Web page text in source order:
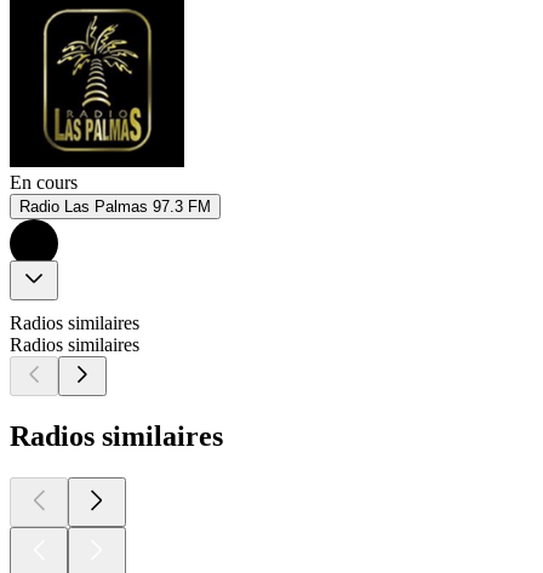
En cours
Radio Las Palmas 97.3 FM
Radios similaires
Radios similaires
Radios similaires